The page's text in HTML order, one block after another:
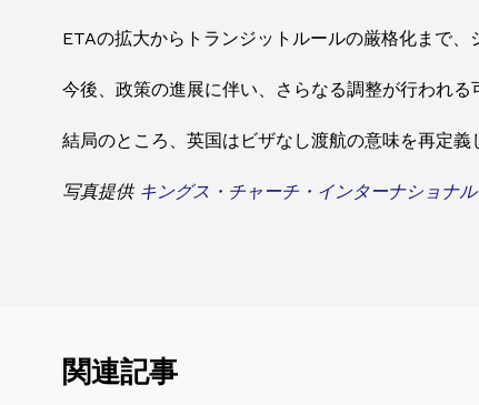
ETAの拡大からトランジットルールの厳格化まで
今後、政策の進展に伴い、さらなる調整が行われ
結局のところ、英国はビザなし渡航の意味を再定
写真提供 キングス・チャーチ・インターナショナル
関連記事